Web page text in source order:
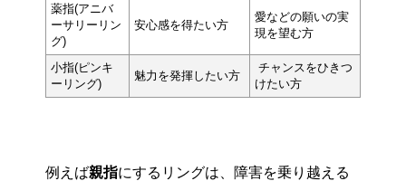
薬指(アニバ
ーサリーリン
グ)
安心感を得たい方
愛などの願いの実
現を望む方
小指(ピンキ
ーリング)
魅力を発揮したい方
チャンスをひきつ
けたい方
例えば親指にするリングは、障害を乗り越える